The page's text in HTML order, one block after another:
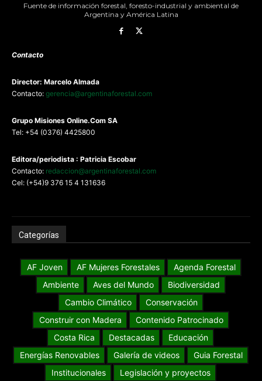
Fuente de información forestal, foresto-industrial y ambiental de
Argentina y América Latina
Contacto
Director: Marcelo Almada
Contacto: gerencia@argentinaforestal.com
Grupo Misiones Online.Com SA
Tel: +54 (0376) 4425800
Editora/periodista : Patricia Escobar
Contacto: redaccion@argentinaforestal.com
Cel: (+54)9 376 15 4 131636
Categorías
AF Joven AF Mujeres Forestales
Agenda Forestal
Ambiente
Aves del Mundo
Biodiversidad
Cambio Climático
Conservación
Construir con Madera
Contenido Patrocinado
Costa Rica
Destacadas
Educación
Energías Renovables
Galería de videos
Guia Forestal
Institucionales
Legislación y proyectos